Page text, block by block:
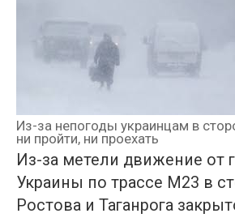
Из-за непогоды украинцам в
ни пройти, ни проехать
Из-за метели движение от
Украины по трассе М23 в
Ростова и Таганрога